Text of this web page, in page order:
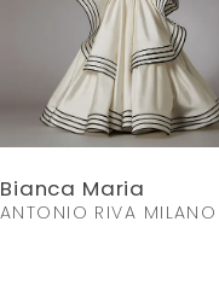
Bianca Maria
ANTONIO RIVA MILANO